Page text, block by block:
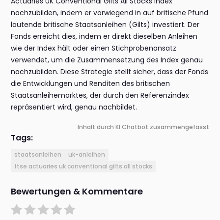
nachzubilden, indem er vorwiegend in auf britische Pfund
lautende britische Staatsanleihen (Gilts) investiert. Der
Fonds erreicht dies, indem er direkt dieselben Anleihen
wie der Index hält oder einen Stichprobenansatz
verwendet, um die Zusammensetzung des Index genau
nachzubilden. Diese Strategie stellt sicher, dass der Fonds
die Entwicklungen und Renditen des britischen
Staatsanleihemarktes, der durch den Referenzindex
repräsentiert wird, genau nachbildet.
Inhalt durch KI Chatbot zusammengefasst
Tags:
staatsanleihen
uk-anleihen
ftse actuaries uk conventional gilts all stocks
Bewertungen & Kommentare